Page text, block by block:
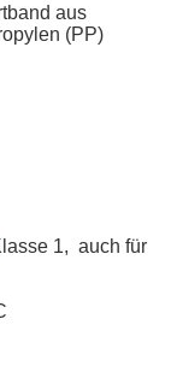
aus
(PP)
, auch für